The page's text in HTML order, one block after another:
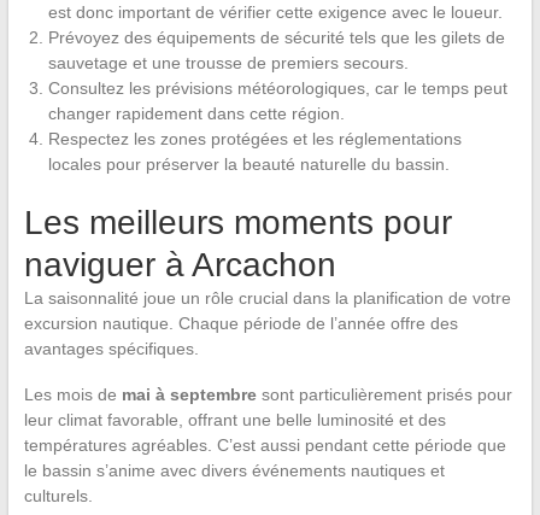
est donc important de vérifier cette exigence avec le loueur.
Prévoyez des équipements de sécurité tels que les gilets de
sauvetage et une trousse de premiers secours.
Consultez les prévisions météorologiques, car le temps peut
changer rapidement dans cette région.
Respectez les zones protégées et les réglementations
locales pour préserver la beauté naturelle du bassin.
Les meilleurs moments pour
naviguer à Arcachon
La saisonnalité joue un rôle crucial dans la planification de votre
excursion nautique. Chaque période de l’année offre des
avantages spécifiques.
Les mois de mai à septembresont particulièrement prisés pour
leur climat favorable, offrant une belle luminosité et des
températures agréables. C’est aussi pendant cette période que
le bassin s’anime avec divers événements nautiques et
culturels.